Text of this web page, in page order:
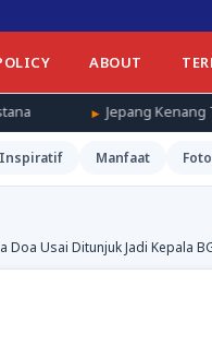
ABOUT
Kenang Tragedi
Manfaat
Usai Ditunjuk Jadi Kepala